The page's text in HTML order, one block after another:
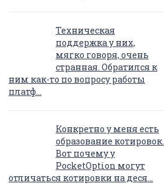
Техническая
поддержка у них,
мягко говоря, очень
странная. Обратился к
ним как-то по вопросу работы
платф…
Конкретно у меня есть
образование котировок.
Вот почему у
PocketOption могут
отличаться котировки на деся…